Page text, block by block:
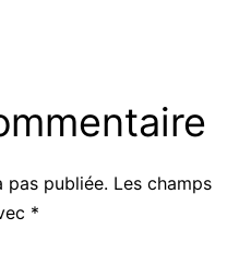
pas publiée. Les champs
*